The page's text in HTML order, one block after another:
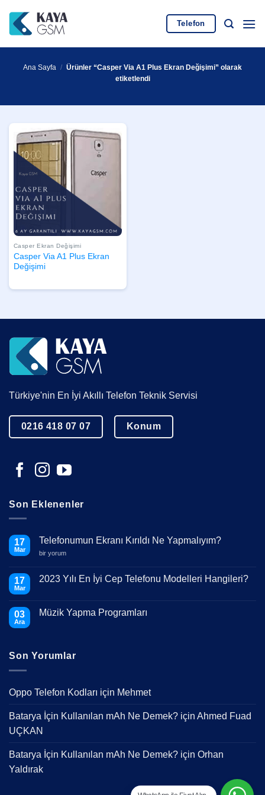
atla
Telefon
Ana Sayfa / Ürünler “Casper Via A1 Plus Ekran Değişimi” olarak
etiketlendi
Casper Ekran Değişimi
Casper Via A1 Plus Ekran
Değişimi
Türkiye'nin En İyi Akıllı Telefon Teknik Servisi
0216 418 07 07 Konum
Son Eklenenler
17
Mar
Telefonumun Ekranı Kırıldı Ne Yapmalıyım?
Telefonumun
Ne
Yapmalıyım?
bir yorum
17
Mar
2023 Yılı En İyi Cep Telefonu Modelleri Hangileri?
Yılı
Modelleri
Hangileri?
03
Ara
Müzik Yapma Programları
Programları
Son Yorumlar
Oppo Telefon Kodları için Mehmet
Batarya İçin Kullanılan mAh Ne Demek? için Ahmed Fuad
UÇKAN
Batarya İçin Kullanılan mAh Ne Demek? için Orhan
Yaldırak